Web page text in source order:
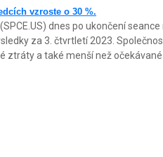
vzroste o 30 %.
dnes po ukončení
za 3. čtvrtletí 2023.
ztráty a také menší než